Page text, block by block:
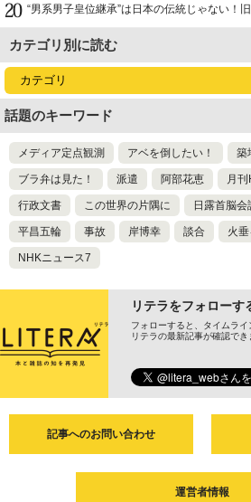
“男系男子皇位継承”は日本の伝統じゃない！
尊び女を卑む」と
カテゴリ別に読む
話題のキーワード
メディア定点観測 アベを倒したい！ 築
ブラ弁は見た！ 派遣 阿部花恵 月
行政文書 この世界の片隅に 日露首脳会
平昌五輪 事故 岸博幸 談合 火
NHKニュース7
リテラをフォローす
フォローすると、タイムライ
リテラの最新記事が確認でき
記事へのお問い合わせ
運営者情報